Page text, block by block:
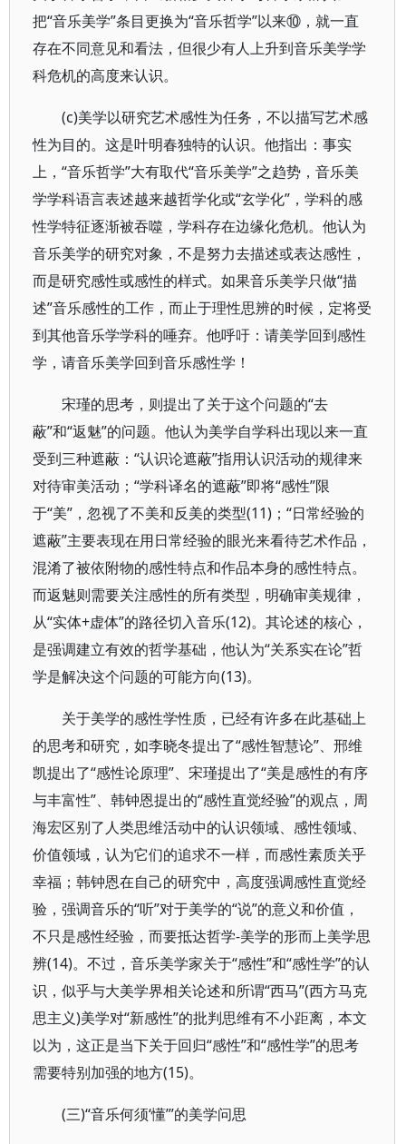
把“音乐美学”条目更换为“音乐哲学”以来⑩，就一直
存在不同意见和看法，但很少有人上升到音乐美学学
科危机的高度来认识。
(c)美学以研究艺术感性为任务，不以描写艺术感
性为目的。这是叶明春独特的认识。他指出：事实
上，“音乐哲学”大有取代“音乐美学”之趋势，音乐美
学学科语言表述越来越哲学化或“玄学化”，学科的感
性学特征逐渐被吞噬，学科存在边缘化危机。他认为
音乐美学的研究对象，不是努力去描述或表达感性，
而是研究感性或感性的样式。如果音乐美学只做“描
述”音乐感性的工作，而止于理性思辨的时候，定将受
到其他音乐学学科的唾弃。他呼吁：请美学回到感性
学，请音乐美学回到音乐感性学！
宋瑾的思考，则提出了关于这个问题的“去
蔽”和“返魅”的问题。他认为美学自学科出现以来一直
受到三种遮蔽：“认识论遮蔽”指用认识活动的规律来
对待审美活动；“学科译名的遮蔽”即将“感性”限
于“美”，忽视了不美和反美的类型(11)；“日常经验的
遮蔽”主要表现在用日常经验的眼光来看待艺术作品，
混淆了被依附物的感性特点和作品本身的感性特点。
而返魅则需要关注感性的所有类型，明确审美规律，
从“实体+虚体”的路径切入音乐(12)。其论述的核心，
是强调建立有效的哲学基础，他认为“关系实在论”哲
学是解决这个问题的可能方向(13)。
关于美学的感性学性质，已经有许多在此基础上
的思考和研究，如李晓冬提出了“感性智慧论”、邢维
凯提出了“感性论原理”、宋瑾提出了“美是感性的有序
与丰富性”、韩钟恩提出的“感性直觉经验”的观点，周
海宏区别了人类思维活动中的认识领域、感性领域、
价值领域，认为它们的追求不一样，而感性素质关乎
幸福；韩钟恩在自己的研究中，高度强调感性直觉经
验，强调音乐的“听”对于美学的“说”的意义和价值，
不只是感性经验，而要抵达哲学-美学的形而上美学思
辨(14)。不过，音乐美学家关于“感性”和“感性学”的认
识，似乎与大美学界相关论述和所谓“西马”(西方马克
思主义)美学对“新感性”的批判思维有不小距离，本文
以为，这正是当下关于回归“感性”和“感性学”的思考
需要特别加强的地方(15)。
(三)“音乐何须‘懂’”的美学问思